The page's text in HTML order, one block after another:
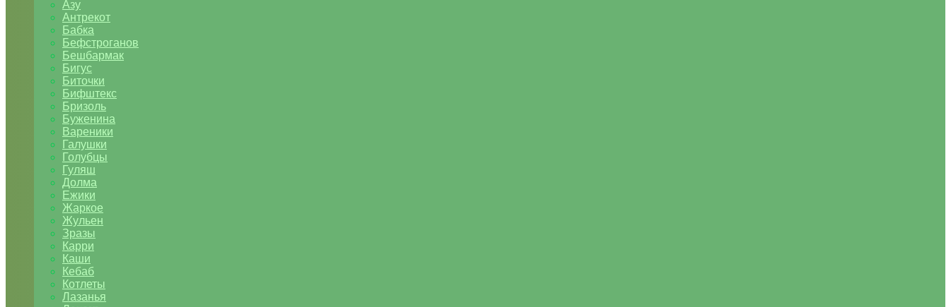
Азу
Антрекот
Бабка
Бефстроганов
Бешбармак
Бигус
Биточки
Бифштекс
Бризоль
Буженина
Вареники
Галушки
Голубцы
Гуляш
Долма
Ежики
Жаркое
Жульен
Зразы
Карри
Каши
Кебаб
Котлеты
Лазанья